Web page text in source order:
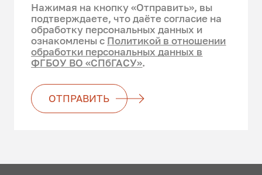
ОТПРАВИТЬ
Нажимая на кнопку «Отправить», вы
подтверждаете, что даёте согласие на
обработку персональных данных и
ознакомлены с Политикой в отношении
обработки персональных данных в
ФГБОУ ВО «СПбГАСУ».